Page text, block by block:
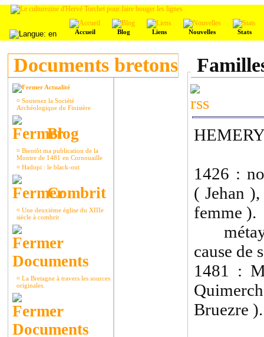
Accueil Blog Liens Nouvelles Stats
Documents bretons
Actualité
¤ Soutenez la Société
Archéologique du Finistère
Blog
¤ Bientôt ma publication de la
Montre de 1481 en Cornouaille
¤ Hadopi : le black-out
Combrit
¤ Une deuxième église du XIIIe
siècle à combrit
Documents
¤ La Bretagne à travers les sources
originales.
Documents
1426 :
( Jehan
femme ).
cause de
1481 :
Bruezre ).